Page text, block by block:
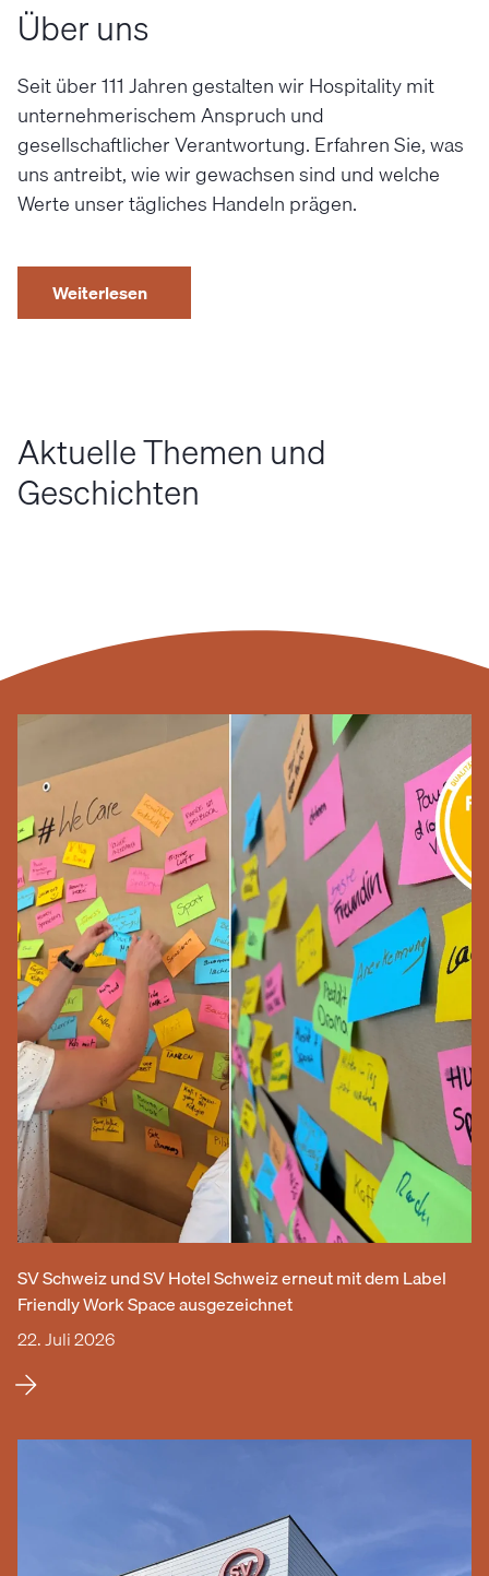
Über uns
Seit über 111 Jahren gestalten wir Hospitality mit
unternehmerischem Anspruch und
gesellschaftlicher Verantwortung. Erfahren Sie, was
uns antreibt, wie wir gewachsen sind und welche
Werte unser tägliches Handeln prägen.
Weiterlesen
Aktuelle Themen und
Geschichten
SV Schweiz und SV Hotel Schweiz erneut mit dem Label
Friendly Work Space ausgezeichnet
22. Juli 2026